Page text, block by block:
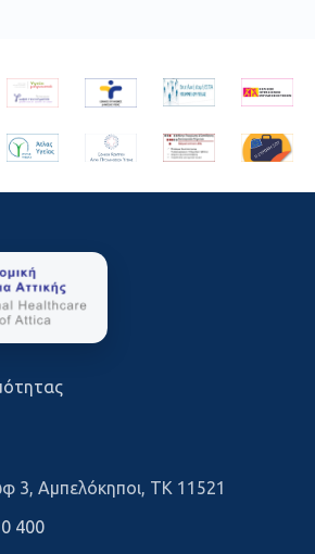
3, Αμπελόκηποι, ΤΚ 11521
400